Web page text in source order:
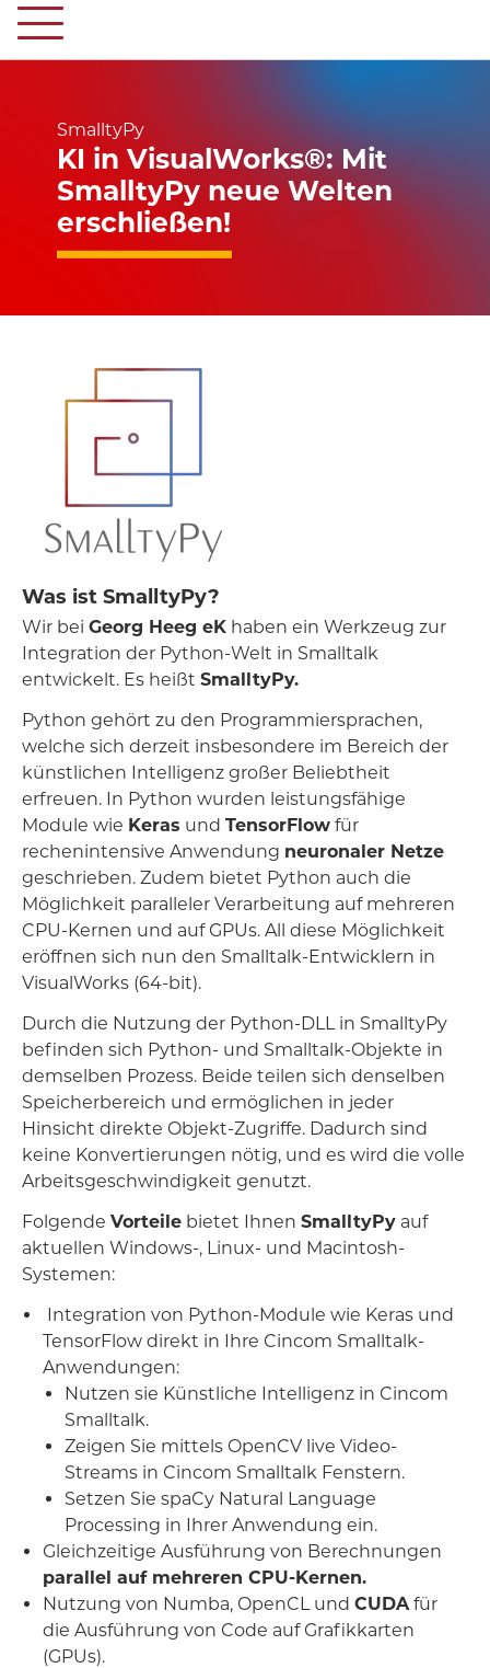
SmalltyPy
KI in VisualWorks®: Mit
SmalltyPy neue Welten
erschließen!
Was ist SmalltyPy?
Wir bei Georg Heeg eK haben ein Werkzeug zur
Integration der Python-Welt in Smalltalk
entwickelt. Es heißt SmalltyPy.
Python gehört zu den Programmiersprachen,
welche sich derzeit insbesondere im Bereich der
künstlichen Intelligenz großer Beliebtheit
erfreuen. In Python wurden leistungsfähige
Module wie Keras und TensorFlow für
rechenintensive Anwendung neuronaler Netze
geschrieben. Zudem bietet Python auch die
Möglichkeit paralleler Verarbeitung auf mehreren
CPU-Kernen und auf GPUs. All diese Möglichkeit
eröffnen sich nun den Smalltalk-Entwicklern in
VisualWorks (64-bit).
Durch die Nutzung der Python-DLL in SmalltyPy
befinden sich Python- und Smalltalk-Objekte in
demselben Prozess. Beide teilen sich denselben
Speicherbereich und ermöglichen in jeder
Hinsicht direkte Objekt-Zugriffe. Dadurch sind
keine Konvertierungen nötig, und es wird die volle
Arbeitsgeschwindigkeit genutzt.
Folgende Vorteile bietet Ihnen SmalltyPy auf
aktuellen Windows-, Linux- und Macintosh-
Systemen:
Integration von Python-Module wie Keras und
TensorFlow direkt in Ihre Cincom Smalltalk-
Anwendungen:
Nutzen sie Künstliche Intelligenz in Cincom
Smalltalk.
Zeigen Sie mittels OpenCV live Video-
Streams in Cincom Smalltalk Fenstern.
Setzen Sie spaCy Natural Language
Processing in Ihrer Anwendung ein.
Gleichzeitige Ausführung von Berechnungen
parallel auf mehreren CPU-Kernen.
Nutzung von Numba, OpenCL undCUDAfür
die Ausführung von Code auf Grafikkarten
(GPUs).